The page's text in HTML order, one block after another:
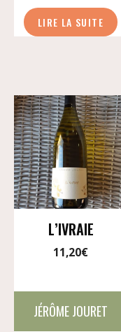
LIRE LA SUITE
L’IVRAIE
11,20€
JÉRÔME JOURET